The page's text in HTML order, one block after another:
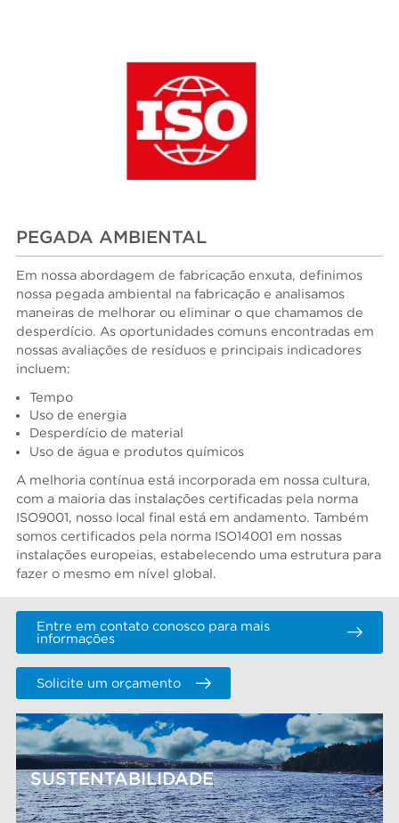
PEGADA AMBIENTAL
Em nossa abordagem de fabricação enxuta, definimos
nossa pegada ambiental na fabricação e analisamos
maneiras de melhorar ou eliminar o que chamamos de
desperdício. As oportunidades comuns encontradas em
nossas avaliações de resíduos e principais indicadores
incluem:
Tempo
Uso de energia
Desperdício de material
Uso de água e produtos químicos
A melhoria contínua está incorporada em nossa cultura,
com a maioria das instalações certificadas pela norma
ISO9001, nosso local final está em andamento. Também
somos certificados pela norma ISO14001 em nossas
instalações europeias, estabelecendo uma estrutura para
fazer o mesmo em nível global.
Entre em contato conosco para mais
informações
Solicite um orçamento
SUSTENTABILIDADE